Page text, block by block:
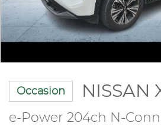
Occasion NISSAN
e-Power 204ch N-